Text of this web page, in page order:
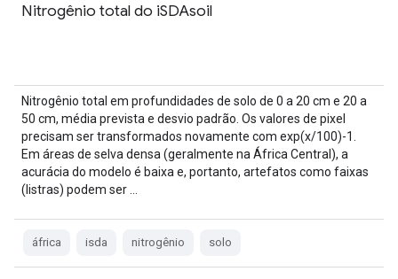
Nitrogênio total do iSDAsoil
Nitrogênio total em profundidades de solo de 0 a 20 cm e 20 a
50 cm, média prevista e desvio padrão. Os valores de pixel
precisam ser transformados novamente com exp(x/100)-1.
Em áreas de selva densa (geralmente na África Central), a
acurácia do modelo é baixa e, portanto, artefatos como faixas
(listras) podem ser …
áfrica isda nitrogênio solo